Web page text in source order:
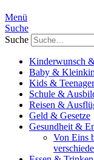
Menü
Suche
Suche
Kinderwunsch
Baby &
Kids & Teenager
Schule &
Reisen &
Geld & Gesetze
Gesundheit &
Von Eins